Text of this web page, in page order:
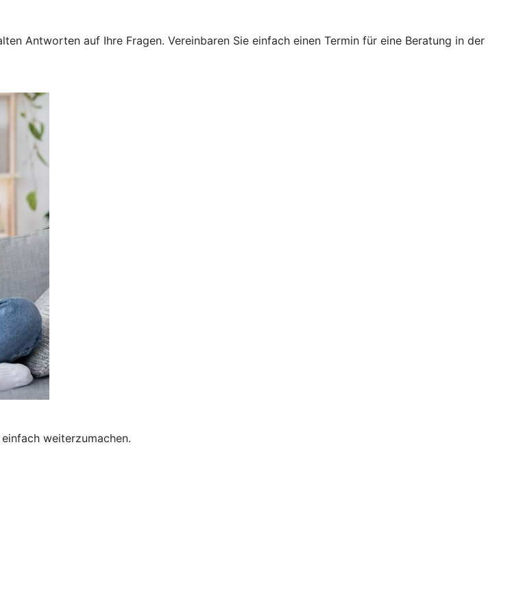
Antworten auf Ihre Fragen. Vereinbaren Sie einfach einen Termin für eine Beratung in der
weiterzumachen.